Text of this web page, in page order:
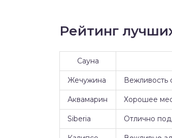
Рейтинг
Сауна
Жечужина Вежливость
Аквамарин Хорошее
Siberia Отлично